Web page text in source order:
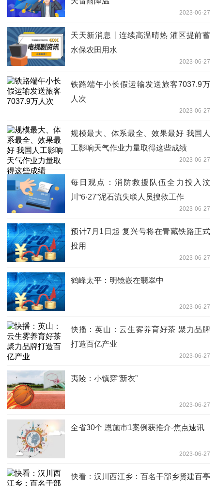
2023-06-27
天天新消息丨连续高温晴热 灌区提前蓄
水保农田用水
2023-06-27
铁路端午小长假运输发送旅客7037.9万
人次
2023-06-27
规模最大、体系最全、效果最好 我国人
工影响天气作业力量取得这些成绩
2023-06-27
每日观点：消防救援队伍全力投入汶
川“6·27”泥石流失联人员搜救工作
2023-06-27
预计7月1日起 复兴号将在青藏铁路正式
投用
2023-06-27
鹤峰太平：明镜嵌在翡翠中
2023-06-27
快播：英山：云生雾养育好茶 聚力品牌
打造百亿产业
2023-06-27
夷陵：小镇穿“新衣”
2023-06-27
全省30个 恩施市1案例获推介-焦点速讯
2023-06-27
快看：汉川西江乡：百名干部乡贤建百亭